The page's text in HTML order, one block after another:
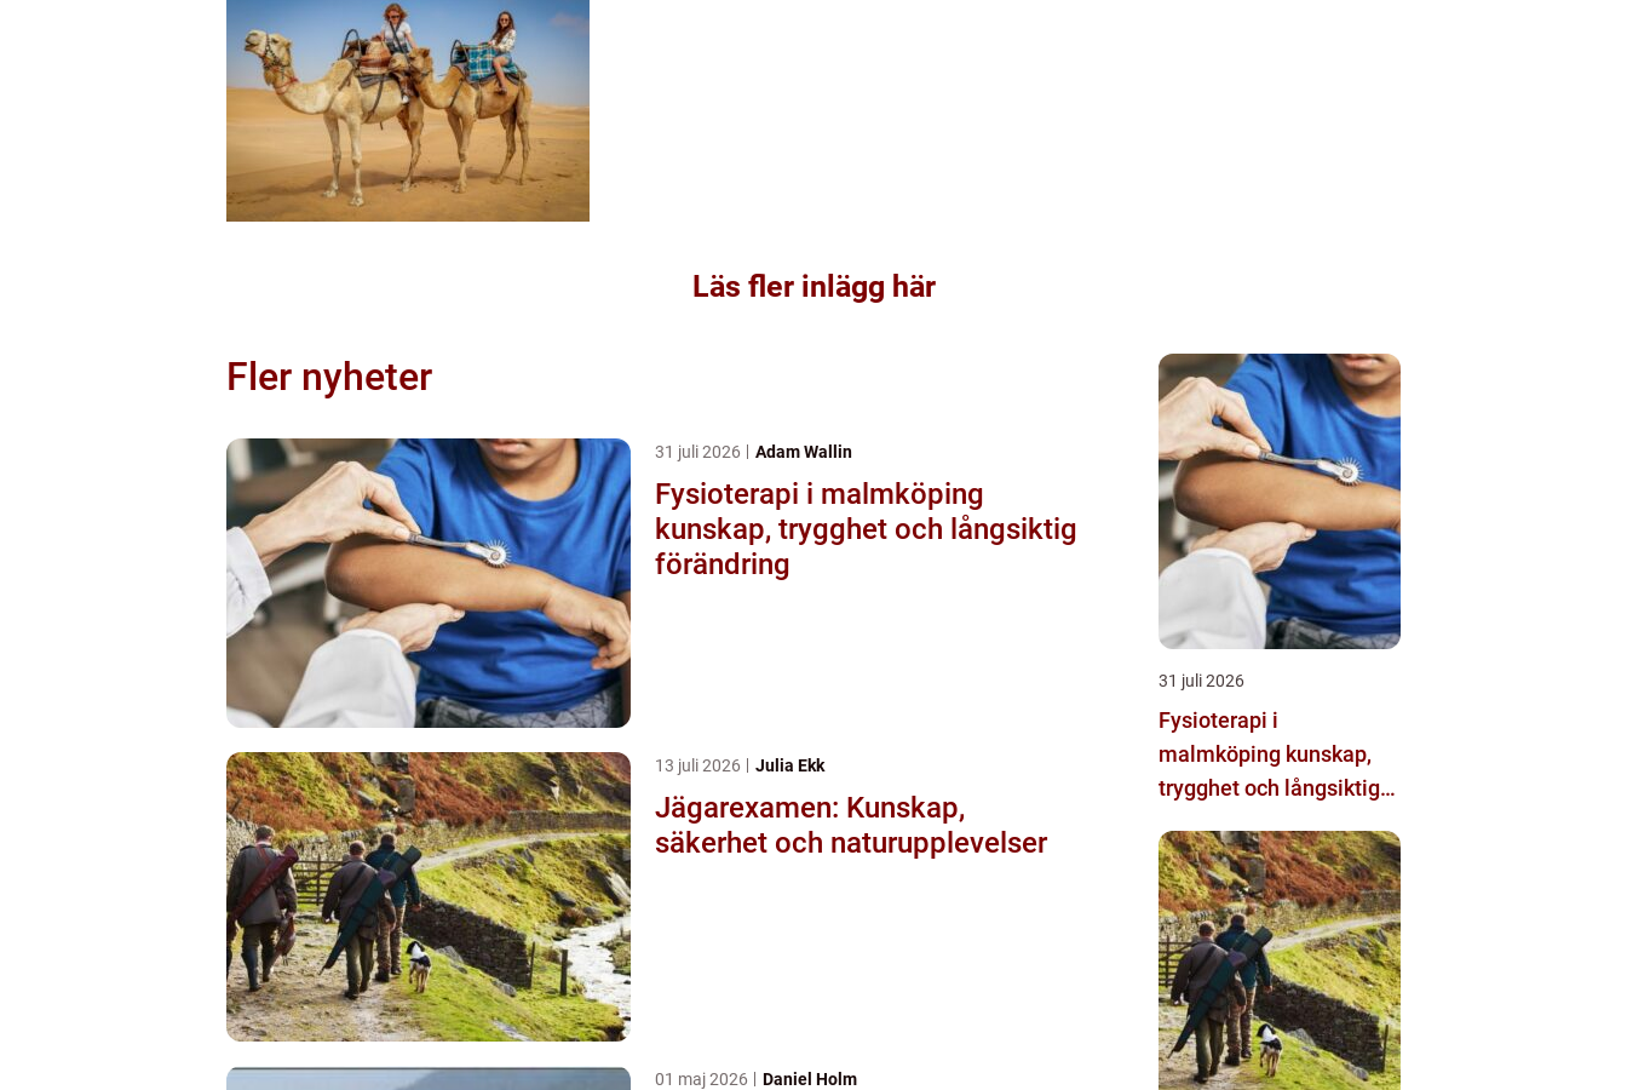
Läs fler inlägg här
Fler nyheter
31 juli 2026 Adam Wallin
Fysioterapi i malmköping
kunskap, trygghet och långsiktig
förändring
13 juli 2026 Julia Ekk
Jägarexamen: Kunskap,
säkerhet och naturupplevelser
01 maj 2026 Daniel Holm
31 juli 2026
Fysioterapi i
malmköping kunskap,
trygghet och långsiktig